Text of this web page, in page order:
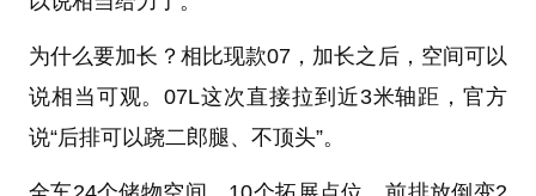
为什么要加长？相比现款07，加长之后，空间可以
说相当可观。07L这次直接拉到近3米轴距，官方
说“后排可以跷二郎腿、不顶头”。